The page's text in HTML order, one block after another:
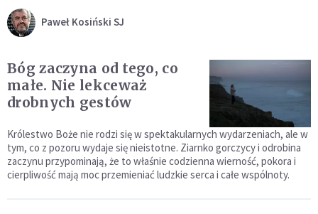
Paweł Kosiński SJ
Bóg zaczyna od tego, co
małe. Nie lekceważ
drobnych gestów
Królestwo Boże nie rodzi się w spektakularnych wydarzeniach, ale w
tym, co z pozoru wydaje się nieistotne. Ziarnko gorczycy i odrobina
zaczynu przypominają, że to właśnie codzienna wierność, pokora i
cierpliwość mają moc przemieniać ludzkie serca i całe wspólnoty.